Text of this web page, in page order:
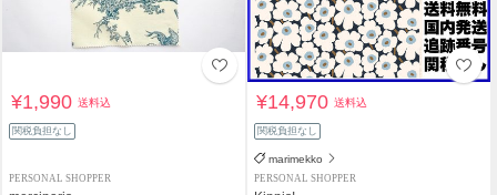
¥1,990送料込
関税負担なし
PERSONAL SHOPPER
¥14,970送料込
関税負担なし
marimekko
PERSONAL SHOPPER